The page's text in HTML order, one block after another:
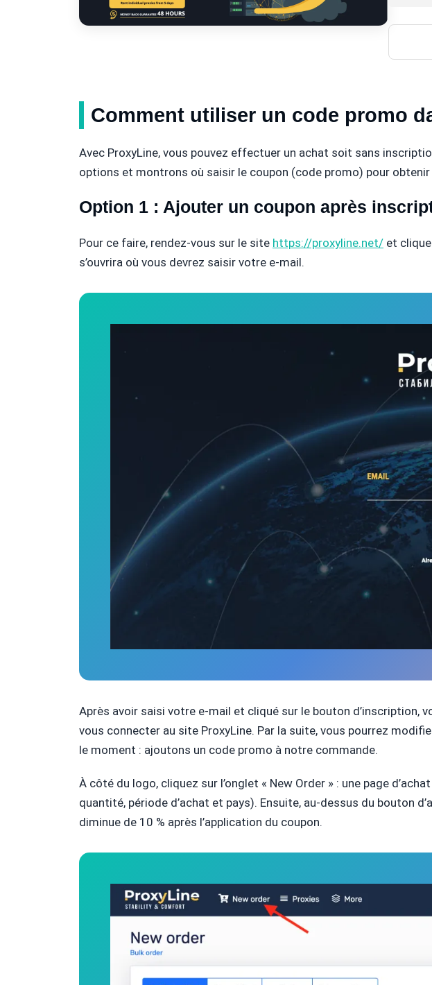
Comment utiliser un code promo
Avec ProxyLine, vous pouvez effectuer un achat soit sans
options et montrons où saisir le coupon (code promo) pour
Option 1 : Ajouter un coupon après
Pour ce faire, rendez-vous sur le site https://proxyline.net/ et
s’ouvrira où vous devrez saisir votre e-mail.
Après avoir saisi votre e-mail et cliqué sur le bouton d’inscription,
vous connecter au site ProxyLine. Par la suite, vous pourrez
le moment : ajoutons un code promo à notre commande.
À côté du logo, cliquez sur l’onglet « New Order » : une page
quantité, période d’achat et pays). Ensuite, au-dessus du bouton
diminue de 10 % après l’application du coupon.